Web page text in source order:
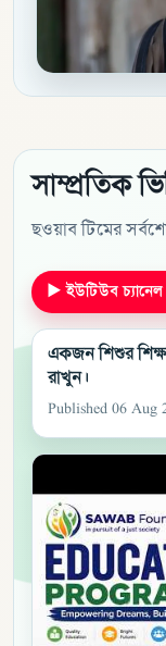
সাম্প্রতিক
ছওয়াব টিমের
▶ইউটিউব
একজন শিশুর
রাখুন।
Published 06 Aug